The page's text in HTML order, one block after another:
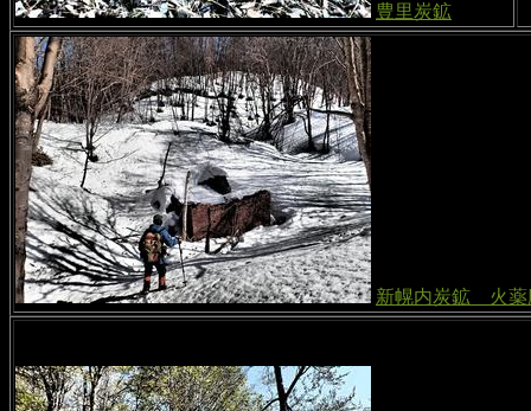
豊里炭鉱
新幌内炭鉱 火薬